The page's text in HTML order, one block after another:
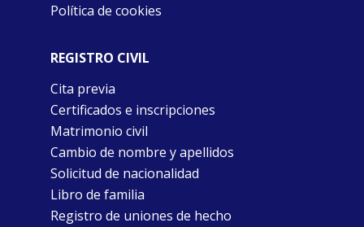
Política de cookies
REGISTRO CIVIL
Cita previa
Certificados e inscripciones
Matrimonio civil
Cambio de nombre y apellidos
Solicitud de nacionalidad
Libro de familia
Registro de uniones de hecho